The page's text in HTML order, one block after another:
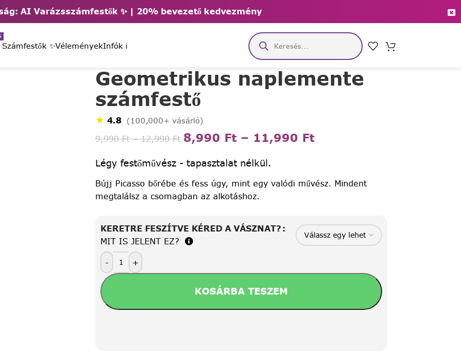
AI Varázsszámfestők ✨ | 20% bevezető kedvezmény
✨VéleményekInfók ℹ️
Geometrikus naplemente
számfestő
★ 4.8 (100,000+ vásárló)
9,990Ft – 12,990Ft 8,990 Ft – 11,990 Ft
Légy festőművész - tapasztalat nélkül.
Bújj Picasso bőrébe és fess úgy, mint egy valódi művész. Mindent
megtalálsz a csomagban az alkotáshoz.
KERETRE FESZÍTVE KÉRED A VÁSZNAT?
MIT IS JELENT EZ?
-
+
KOSÁRBA TESZEM